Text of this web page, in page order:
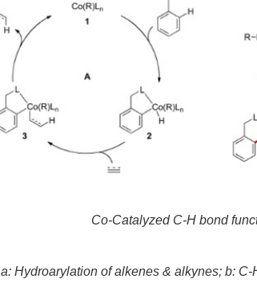
Co-Catalyzed C-H bond
a: Hydroarylation of alkenes & alkynes; b: